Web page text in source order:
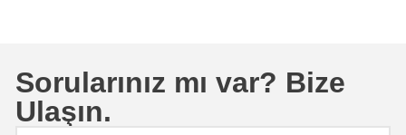
Sorularınız mı var? Bize
Ulaşın.